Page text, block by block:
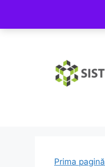
conținut
Prima pagină